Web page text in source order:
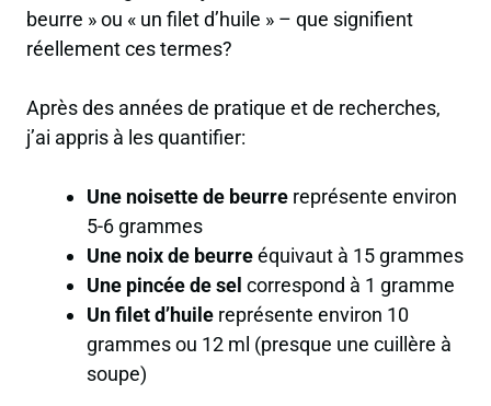
beurre » ou « un filet d’huile » – que signifient
réellement ces termes?
Après des années de pratique et de recherches,
j’ai appris à les quantifier:
Une noisette de beurrereprésente environ
5-6 grammes
Une noix de beurreéquivaut à 15 grammes
Une pincée de sel correspond à 1 gramme
Un filet d’huilereprésente environ 10
grammes ou 12 ml (presque une cuillère à
soupe)